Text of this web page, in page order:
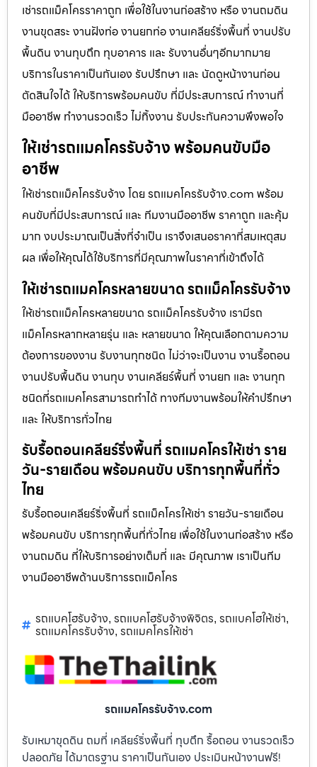
เช่ารถแม็คโครราคาถูก เพื่อใช้ในงานก่อสร้าง หรือ งานถมดิน
งานขุดสระ งานฝังท่อ งานยกท่อ งานเคลียร์ริ่งพื้นที่ งานปรับ
พื้นดิน งานทุบตึก ทุบอาคาร และ รับงานอื่นๆอีกมากมาย
บริการในราคาเป็นกันเอง รับปรึกษา และ นัดดูหน้างานก่อน
ตัดสินใจได้ ให้บริการพร้อมคนขับ ที่มีประสบการณ์ ทำงานที่
มืออาชีพ ทำงานรวดเร็ว ไม่ทิ้งงาน รับประกันความพึงพอใจ
ให้เช่ารถแมคโครรับจ้าง พร้อมคนขับมือ
อาชีพ
ให้เช่ารถแม็คโครรับจ้าง โดย รถแมคโครรับจ้าง.com พร้อม
คนขับที่มีประสบการณ์ และ ทีมงานมืออาชีพ ราคาถูก และคุ้ม
มาก งบประมาณเป็นสิ่งที่จำเป็น เราจึงเสนอราคาที่สมเหตุสม
ผล เพื่อให้คุณได้ใช้บริการที่มีคุณภาพในราคาที่เข้าถึงได้
ให้เช่ารถแมคโครหลายขนาด รถแม็คโครรับจ้าง
ให้เช่ารถแม็คโครหลายขนาด รถแม็คโครรับจ้าง เรามีรถ
แม็คโครหลากหลายรุ่น และ หลายขนาด ให้คุณเลือกตามความ
ต้องการของงาน รับงานทุกชนิด ไม่ว่าจะเป็นงาน งานรื้อถอน
งานปรับพื้นดิน งานทุบ งานเคลียร์พื้นที่ งานยก และ งานทุก
ชนิดที่รถแมคโครสามารถทำได้ ทางทีมงานพร้อมให้คำปรึกษา
และ ให้บริการทั่วไทย
รับรื้อถอนเคลียร์ริ่งพื้นที่ รถแมคโครให้เช่า ราย
วัน-รายเดือน พร้อมคนขับ บริการทุกพื้นที่ทั่ว
ไทย
รับรื้อถอนเคลียร์ริ่งพื้นที่ รถแม็คโครให้เช่า รายวัน-รายเดือน
พร้อมคนขับ บริการทุกพื้นที่ทั่วไทย เพื่อใช้ในงานก่อสร้าง หรือ
งานถมดิน ที่ให้บริการอย่างเต็มที่ และ มีคุณภาพ เราเป็นทีม
งานมืออาชีพด้านบริการรถแม็คโคร
รถแบคโฮรับจ้าง, รถแบคโฮรับจ้างพิจิตร, รถแบคโฮให้เช่า,
รถแมคโครรับจ้าง, รถแมคโครให้เช่า
รถแมคโครรับจ้าง.com
รับเหมาขุดดิน ถมที่ เคลียร์ริ่งพื้นที่ ทุบตึก รื้อถอน งานรวดเร็ว
ปลอดภัย ได้มาตรฐาน ราคาเป็นกันเอง ประเมินหน้างานฟรี!